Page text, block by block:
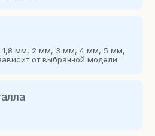
1,8 мм, 2 мм, 3 мм, 4 мм, 5 мм,
от выбранной модели